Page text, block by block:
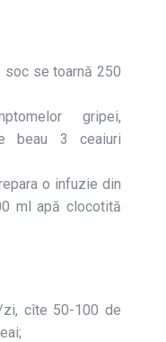
se toarnă 250
gripei,
beau 3 ceaiuri
o infuzie din
ml apă clocotită
cîte 50-100 de